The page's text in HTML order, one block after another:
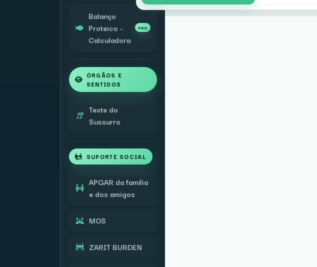
Balanço
Proteico -
Calculadora
PRO
ÓRGÃOS E
SENTIDOS
Teste do
Sussurro
SUPORTE SOCIAL
APGAR da família
e dos amigos
MOS
ZARIT BURDEN